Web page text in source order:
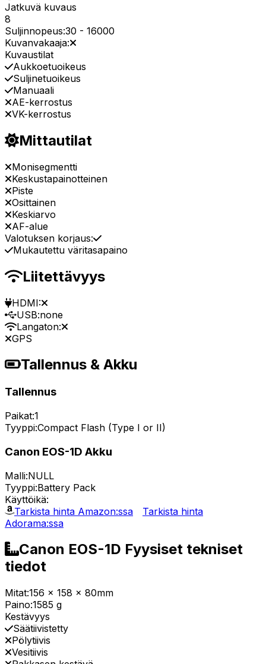
Jatkuvä kuvaus
8
Suljinnopeus:30 - 16000
Kuvanvakaaja:
Kuvaustilat
Aukkoetuoikeus
Suljinetuoikeus
Manuaali
AE-kerrostus
VK-kerrostus
Mittautilat
Monisegmentti
Keskustapainotteinen
Piste
Osittainen
Keskiarvo
AF-alue
Valotuksen korjaus:
Mukautettu väritasapaino
Liitettävyys
HDMI:
USB:none
Langaton:
GPS
Tallennus & Akku
Tallennus
Paikat:1
Tyyppi:Compact Flash (Type I or II)
Canon EOS-1D Akku
Malli:NULL
Tyyppi:Battery Pack
Käyttöikä:
Tarkista hinta Amazon:ssa
Tarkista hinta
Adorama:ssa
Canon EOS-1D Fyysiset tekniset
tiedot
Mitat:156 x 158 x 80mm
Paino:1585 g
Kestävyys
Säätiivistetty
Pölytiivis
Vesitiivis